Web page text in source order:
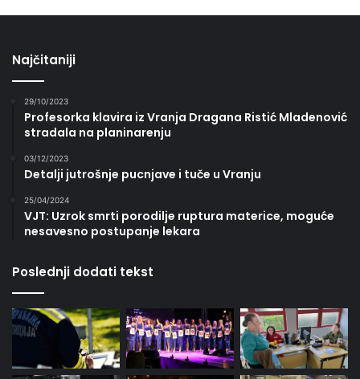
Najčitaniji
29/10/2023
Profesorka klavira iz Vranja Dragana Ristić Mladenović
stradala na planinarenju
03/12/2023
Detalji jutrošnje pucnjave i tuče u Vranju
25/04/2024
VJT: Uzrok smrti porodilje ruptura materice, moguće
nesavesno postupanje lekara
Poslednji dodati tekst